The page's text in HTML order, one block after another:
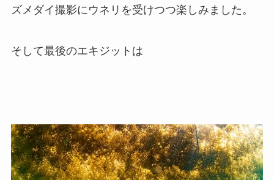
ズメダイ撮影にウネリを受けつつ楽しみました。
そして最後のエキジットは